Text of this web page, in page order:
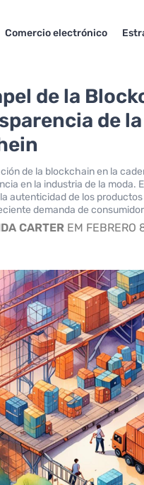
Comercio electrónico
de la
de
de la blockchain en la
en la industria de la moda.
autenticidad de los
demanda de
CARTER EM FEBRERO